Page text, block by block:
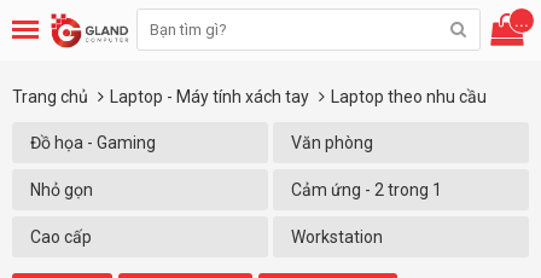
...
Trang chủ Laptop - Máy tính xách tay Laptop theo nhu cầu
Đồ họa - Gaming Văn phòng
Nhỏ gọn Cảm ứng - 2 trong 1
Cao cấp Workstation